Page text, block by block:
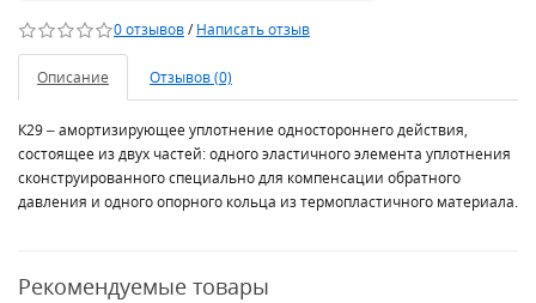
0 отзывов/Написать отзыв
Описание Отзывов (0)
К29 – амортизирующее уплотнение одностороннего действия,
состоящее из двух частей: одного эластичного элемента уплотнения
сконструированного специально для компенсации обратного
давления и одного опорного кольца из термопластичного материала.
Рекомендуемые товары